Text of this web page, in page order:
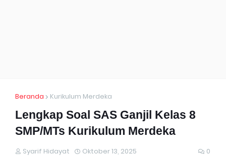
Beranda Kurikulum Merdeka
Lengkap Soal SAS Ganjil Kelas 8
SMP/MTs Kurikulum Merdeka
Syarif Hidayat Oktober 13, 2025 0